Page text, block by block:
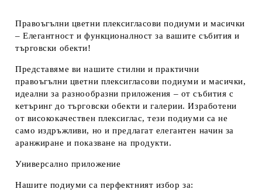
Правоъгълни цветни плексигласови подиуми и масички
– Елегантност и функционалност за вашите събития и
търговски обекти!
Представяме ви нашите стилни и практични
правоъгълни цветни плексигласови подиуми и масички,
идеални за разнообразни приложения – от събития с
кетъринг до търговски обекти и галерии. Изработени
от висококачествен плексиглас, тези подиуми са не
само издръжливи, но и предлагат елегантен начин за
аранжиране и показване на продукти.
Универсално приложение
Нашите подиуми са перфектният избор за: